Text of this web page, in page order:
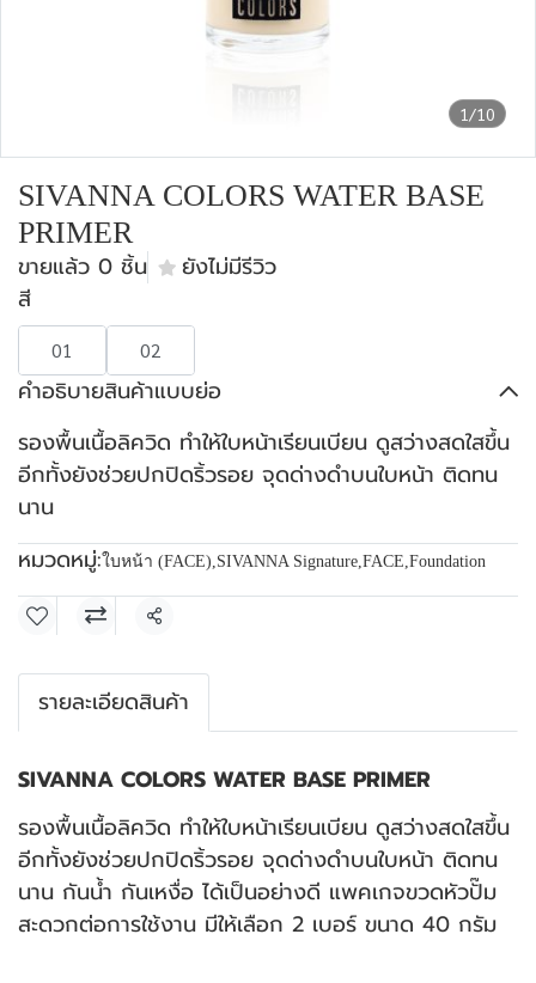
1/10
SIVANNA COLORS WATER BASE
PRIMER
ขายแล้ว 0 ชิ้น
ยังไม่มีรีวิว
สี
01 02
คำอธิบายสินค้าแบบย่อ
รองพื้นเนื้อลิควิด ทำให้ใบหน้าเรียนเบียน ดูสว่างสดใสขึ้น
อีกทั้งยังช่วยปกปิดริ้วรอย จุดด่างดำบนใบหน้า ติดทน
นาน
หมวดหมู่:ใบหน้า (FACE),SIVANNA Signature,FACE,Foundation
แชร์
รายละเอียดสินค้า
SIVANNA COLORS WATER BASE PRIMER
รองพื้นเนื้อลิควิด ทำให้ใบหน้าเรียนเบียน ดูสว่างสดใสขึ้น
อีกทั้งยังช่วยปกปิดริ้วรอย จุดด่างดำบนใบหน้า ติดทน
นาน กันน้ำ กันเหงื่อ ได้เป็นอย่างดี แพคเกจขวดหัวปั๊ม
สะดวกต่อการใช้งาน มีให้เลือก 2 เบอร์ ขนาด 40 กรัม